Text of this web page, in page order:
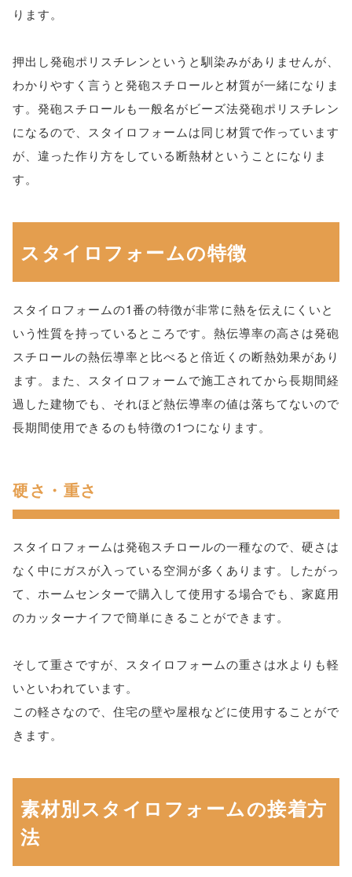
ります。
押出し発砲ポリスチレンというと馴染みがありませんが、
わかりやすく言うと発砲スチロールと材質が一緒になりま
す。発砲スチロールも一般名がビーズ法発砲ポリスチレン
になるので、スタイロフォームは同じ材質で作っています
が、違った作り方をしている断熱材ということになりま
す。
スタイロフォームの特徴
スタイロフォームの1番の特徴が非常に熱を伝えにくいと
いう性質を持っているところです。熱伝導率の高さは発砲
スチロールの熱伝導率と比べると倍近くの断熱効果があり
ます。また、スタイロフォームで施工されてから長期間経
過した建物でも、それほど熱伝導率の値は落ちてないので
長期間使用できるのも特徴の1つになります。
硬さ・重さ
スタイロフォームは発砲スチロールの一種なので、硬さは
なく中にガスが入っている空洞が多くあります。したがっ
て、ホームセンターで購入して使用する場合でも、家庭用
のカッターナイフで簡単にきることができます。
そして重さですが、スタイロフォームの重さは水よりも軽
いといわれています。
この軽さなので、住宅の壁や屋根などに使用することがで
きます。
素材別スタイロフォームの接着方
法